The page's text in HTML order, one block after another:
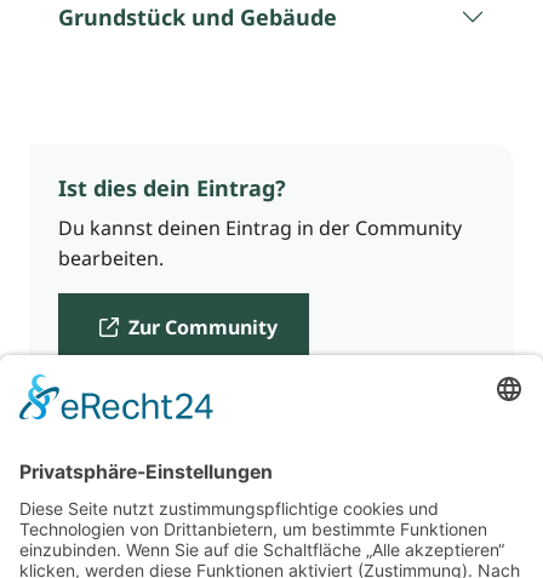
Grundstück und Gebäude
Ist dies dein Eintrag?
Du kannst deinen Eintrag in der Community
bearbeiten.
Zur Community
Für Beratende